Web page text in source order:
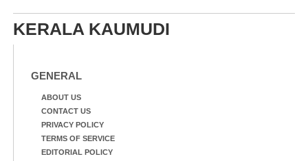
KERALA KAUMUDI
GENERAL
ABOUT US
CONTACT US
PRIVACY POLICY
TERMS OF SERVICE
EDITORIAL POLICY